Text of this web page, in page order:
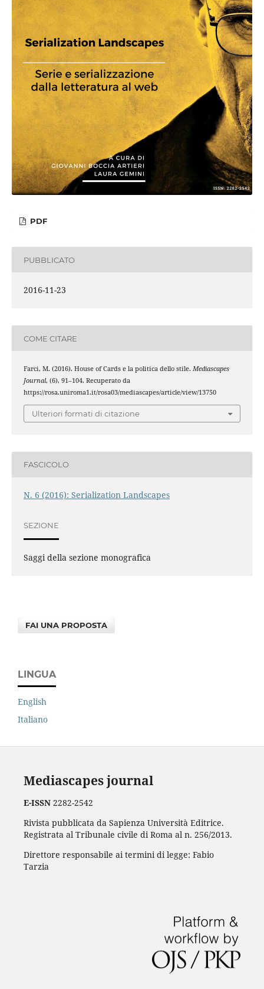
PDF
PUBBLICATO
2016-11-23
COME CITARE
Farci, M. (2016). House of Cards e la politica dello stile. Mediascapes
Journal, (6), 91–104. Recuperato da
https://rosa.uniroma1.it/rosa03/mediascapes/article/view/13750
Ulteriori formati di citazione
FASCICOLO
N. 6 (2016): Serialization Landscapes
SEZIONE
Saggi della sezione monografica
FAI UNA PROPOSTA
LINGUA
English
Italiano
Mediascapes journal
E-ISSN2282-2542
Rivista pubblicata da Sapienza Università Editrice.
Registrata al Tribunale civile di Roma al n. 256/2013.
Direttore responsabile ai termini di legge: Fabio
Tarzia